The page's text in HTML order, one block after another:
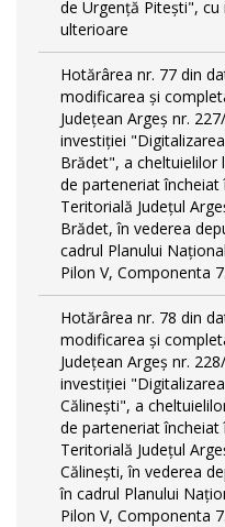
de Urgență Pitești",
ulterioare
Hotărârea nr. 77 din
modificarea și
Județean Argeș nr.
investiției
Brădet", a cheltuielilor
de parteneriat
Teritorială Județul
Brădet, în vederea
cadrul Planului
Pilon V, Componenta
Hotărârea nr. 78 din
modificarea și
Județean Argeș nr.
investiției
Călinești", a
de parteneriat
Teritorială Județul
Călinești, în vederea
în cadrul Planului
Pilon V, Componenta